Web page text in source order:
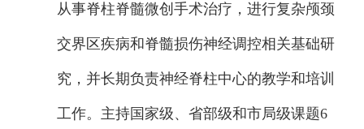
从事脊柱脊髓微创手术治疗，进行复杂颅颈
交界区疾病和脊髓损伤神经调控相关基础研
究，并长期负责神经脊柱中心的教学和培训
工作。主持国家级、省部级和市局级课题6